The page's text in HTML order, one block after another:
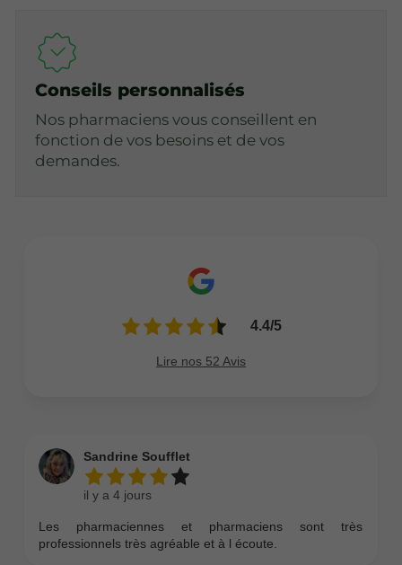
Conseils personnalisés
Nos pharmaciens vous conseillent en
fonction de vos besoins et de vos
demandes.